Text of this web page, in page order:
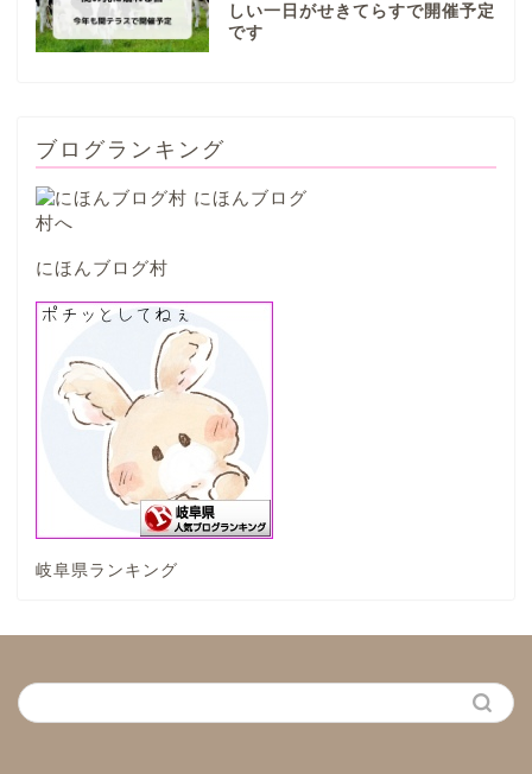
しい一日がせきてらすで開催予定
です
ブログランキング
にほんブログ村
岐阜県ランキング